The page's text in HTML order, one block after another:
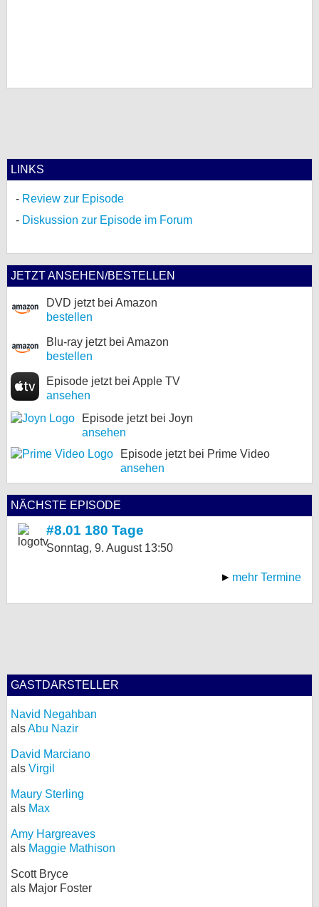
LINKS
Review zur Episode
Diskussion zur Episode im Forum
JETZT ANSEHEN/BESTELLEN
DVD jetzt bei Amazon
bestellen
Blu-ray jetzt bei Amazon
bestellen
Episode jetzt bei Apple TV
ansehen
Episode jetzt bei Joyn
ansehen
Episode jetzt bei Prime Video
ansehen
NÄCHSTE EPISODE
#8.01 180 Tage
Sonntag, 9. August 13:50
mehr Termine
GASTDARSTELLER
Navid Negahban
alsAbu Nazir
David Marciano
als Virgil
Maury Sterling
als Max
Amy Hargreaves
als Maggie Mathison
Scott Bryce
als Major Foster